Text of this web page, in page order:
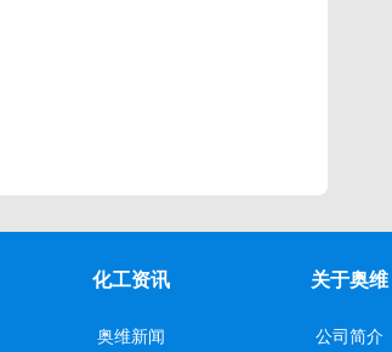
关于奥维
公司简介
化工资讯
奥维新闻